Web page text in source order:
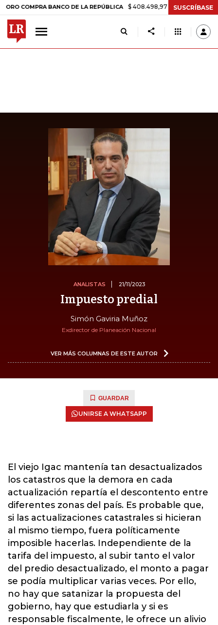
BANCO DE LA REPÚBLICA $ 408.498,97 +$ 8.753,81 +2,19%
SUSCRÍBASE
ANALISTAS 21/11/2023
Impuesto predial
Simón Gaviria Muñoz
Exdirector de Planeación Nacional
VER MÁS COLUMNAS DE ESTE AUTOR
GUARDAR
UNIRSE A WHATSAPP
El viejo Igac mantenía tan desactualizados
los catastros que la demora en cada
actualización repartía el descontento entre
diferentes zonas del país. Es probable que,
si las actualizaciones catastrales si hicieran
al mismo tiempo, fuera políticamente
imposible hacerlas. Independiente de la
tarifa del impuesto, al subir tanto el valor
del predio desactualizado, el monto a pagar
se podía multiplicar varias veces. Por ello,
no hay que satanizar la propuesta del
gobierno, hay que estudiarla y si es
responsable fiscalmente, le ofrece un alivio